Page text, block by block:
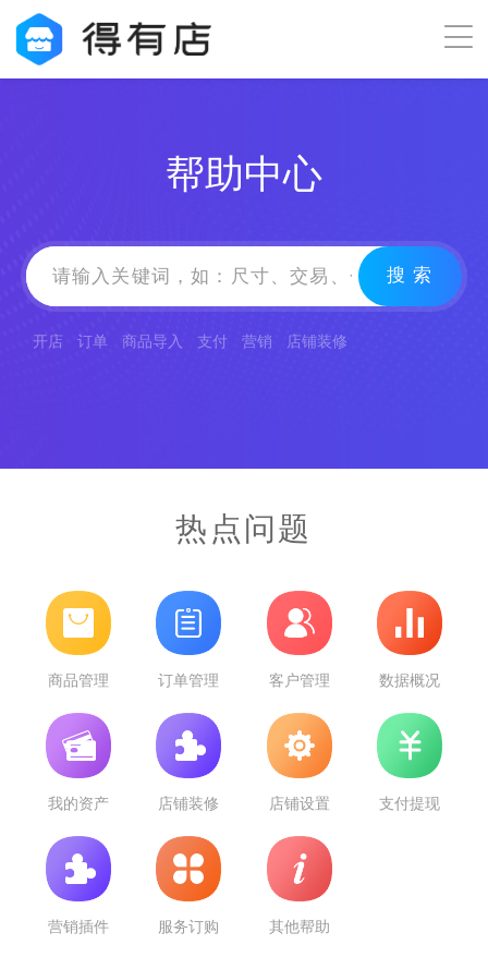
帮助中心
搜 索
开店 订单 商品导入 支付 营销 店铺装修
热点问题
商品管理 订单管理 客户管理 数据概况
我的资产 店铺装修 店铺设置 支付提现
营销插件 服务订购 其他帮助